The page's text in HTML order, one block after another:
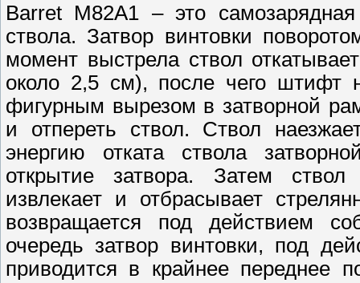
Barret M82A1 – это
ствола. Затвор винтовки
момент выстрела ствол
около 2,5 см), после чего штифт
фигурным вырезом в затворной
и отпереть ствол. Ствол
энергию отката ствола
открытие затвора. Затем ствол
извлекает и отбрасывает
возвращается под действием
очередь затвор винтовки, под
приводится в крайнее переднее